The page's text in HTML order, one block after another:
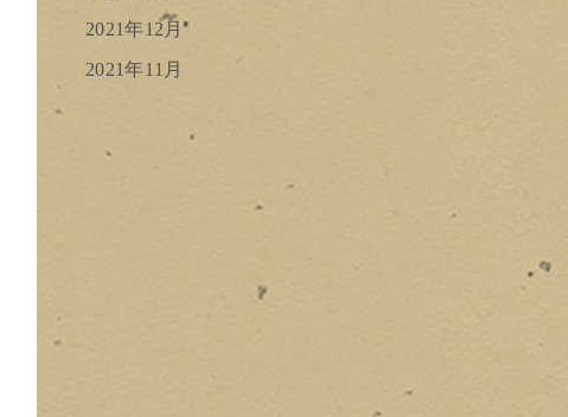
2021年12月
2021年11月